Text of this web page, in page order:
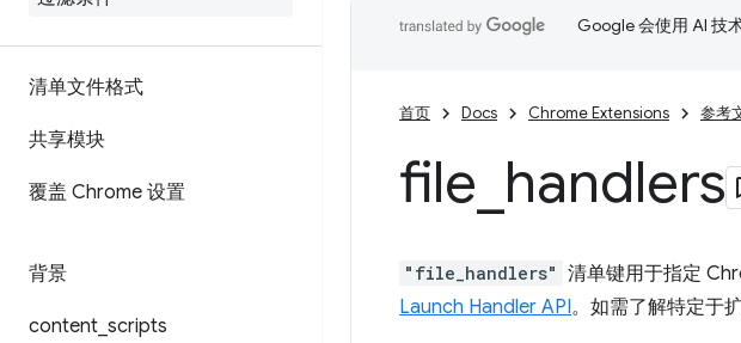
清单文件格式
共享模块
覆盖 Chrome 设置
背景
content scripts
Google 会使用 AI 技
首页 Docs Chrome Extensions 参考
file handlers
"file_handlers" 清单键用于指定
Launch Handler API。如需了解特定于